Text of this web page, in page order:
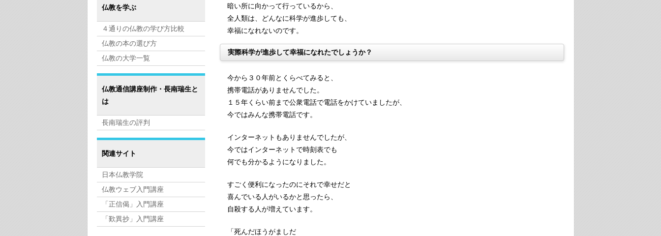
暗い所に向かって行っているから、
全人類は、どんなに科学が進歩しても、
幸福になれないのです。
実際科学が進歩して幸福になれたでしょうか？
今から３０年前とくらべてみると、
携帯電話がありませんでした。
１５年くらい前まで公衆電話で電話をかけていましたが、
今ではみんな携帯電話です。
インターネットもありませんでしたが、
今ではインターネットで時刻表でも
何でも分かるようになりました。
すごく便利になったのにそれで幸せだと
喜んでいる人がいるかと思ったら、
自殺する人が増えています。
「死んだほうがましだ
仏教を学ぶ
４通りの仏教の学び方比較
仏教の本の選び方
仏教の大学一覧
仏教通信講座制作・長南瑞生と
は
長南瑞生の評判
関連サイト
日本仏教学院
仏教ウェブ入門講座
「正信偈」入門講座
「歎異抄」入門講座